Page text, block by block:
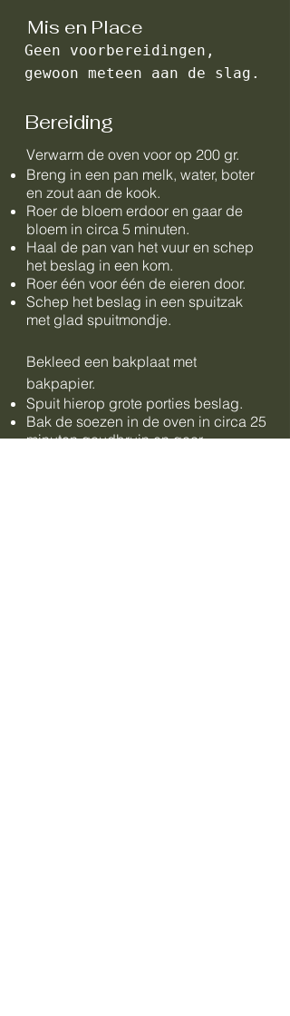
Mis en Place
Geen voorbereidingen,
gewoon meteen aan de slag.
Bereiding
Verwarm de oven voor op 200 gr.
Breng in een pan melk, water, boter
en zout aan de kook.
Roer de bloem erdoor en gaar de
bloem in circa 5 minuten.
Haal de pan van het vuur en schep
het beslag in een kom.
Roer één voor één de eieren door.
Schep het beslag in een spuitzak
met glad spuitmondje.
Bekleed een bakplaat met
bakpapier.
Spuit hierop grote porties beslag.
Bak de soezen in de oven in circa 25
minuten goudbruin en gaar.